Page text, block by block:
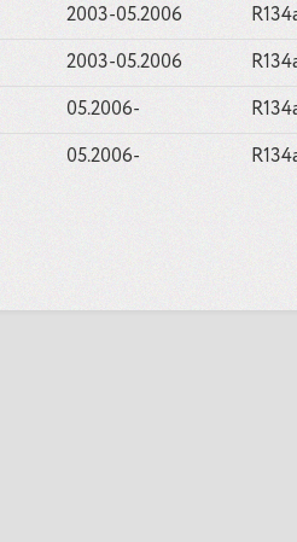
2003-05.2006
2003-05.2006
05.2006-
05.2006-